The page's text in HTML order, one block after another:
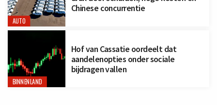
AUTO
Chinese concurrentie
BINNENLAND
Hof van Cassatie oordeelt dat
aandelenopties onder sociale
bijdragen vallen